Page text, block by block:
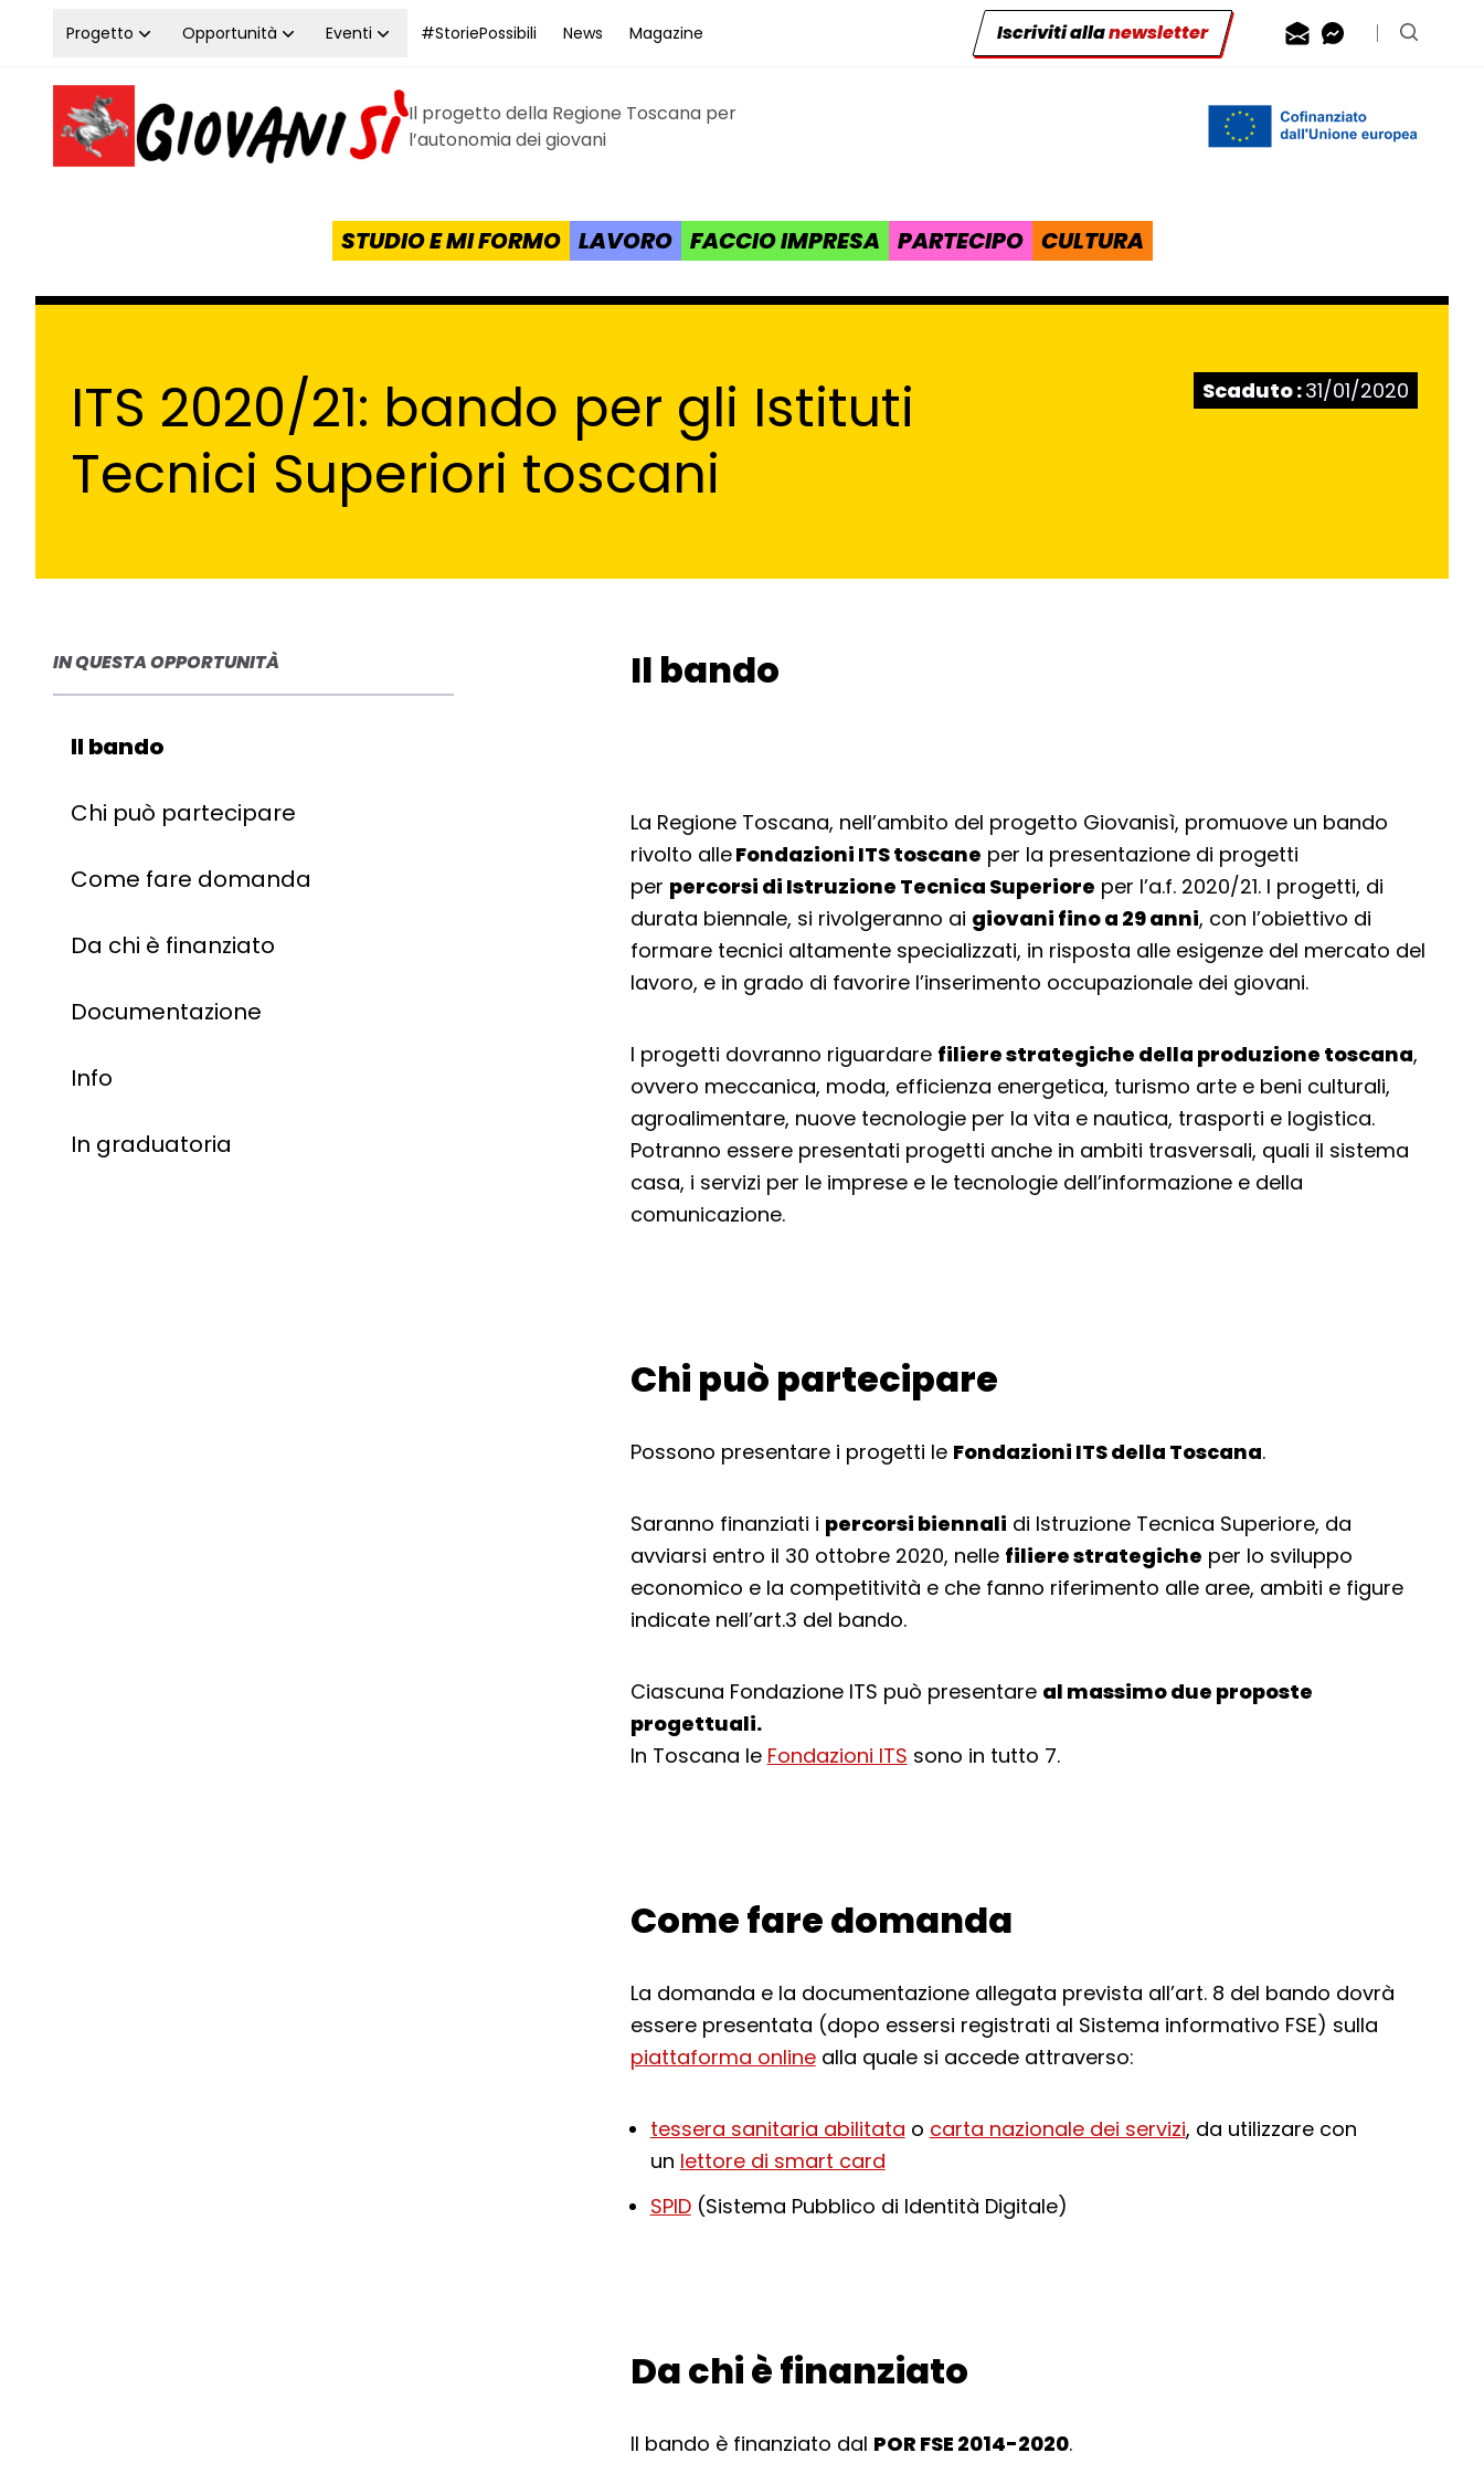
Vai al contenuto
Progetto Opportunità Eventi #StoriePossibili News Magazine Iscriviti allanewsletter Contattaci via
Contattaci
Cerca
Homepage Giovanisì - Progetto della Regione Toscana
Il progetto della Regione Toscana per
l’autonomia dei giovani
STUDIO E MI FORMO LAVORO FACCIO IMPRESA PARTECIPO CULTURA
ITS 2020/21: bando per gli Istituti
Tecnici Superiori toscani
Stato:
Scaduto :31/01/2020
IN QUESTA OPPORTUNITÀ
Il bando
Chi può partecipare
Come fare domanda
Da chi è finanziato
Documentazione
Info
In graduatoria
Il bando
La Regione Toscana, nell’ambito del progetto Giovanisì, promuove un bando
rivolto alleFondazioni ITS toscane per la presentazione di progetti
per percorsi di Istruzione Tecnica Superiore per l’a.f. 2020/21. I progetti, di
durata biennale, si rivolgeranno ai giovani fino a 29 anni, con l’obiettivo di
formare tecnici altamente specializzati, in risposta alle esigenze del mercato del
lavoro, e in grado di favorire l’inserimento occupazionale dei giovani.
I progetti dovranno riguardare filiere strategiche della produzione toscana,
ovvero meccanica, moda, efficienza energetica, turismo arte e beni culturali,
agroalimentare, nuove tecnologie per la vita e nautica, trasporti e logistica.
Potranno essere presentati progetti anche in ambiti trasversali, quali il sistema
casa, i servizi per le imprese e le tecnologie dell’informazione e della
comunicazione.
Torna alla navigazione
Chi può partecipare
Possono presentare i progetti le Fondazioni ITS della Toscana.
Saranno finanziati i percorsi biennali di Istruzione Tecnica Superiore, da
avviarsi entro il 30 ottobre 2020, nelle filiere strategiche per lo sviluppo
economico e la competitività e che fanno riferimento alle aree, ambiti e figure
indicate nell’art.3 del bando.
Ciascuna Fondazione ITS può presentare al massimo due proposte
progettuali.
In Toscana le Fondazioni ITS sono in tutto 7.
Torna alla navigazione
Come fare domanda
La domanda e la documentazione allegata prevista all’art. 8 del bando dovrà
essere presentata (dopo essersi registrati al Sistema informativo FSE) sulla
piattaforma onlinealla quale si accede attraverso:
tessera sanitaria abilitata o carta nazionale dei servizi, da utilizzare con
un lettore di smart card
SPID(Sistema Pubblico di Identità Digitale)
Torna alla navigazione
Da chi è finanziato
Il bando è finanziato dal POR FSE 2014-2020.
Torna alla navigazione